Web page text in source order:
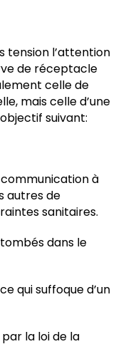
tension l’attention
de réceptacle
celle de
mais celle d’une
suivant:
à
autres de
sanitaires.
dans le
qui suffoque d’un
la loi de la